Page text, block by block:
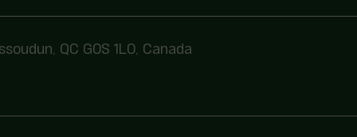
QC G0S 1L0, Canada